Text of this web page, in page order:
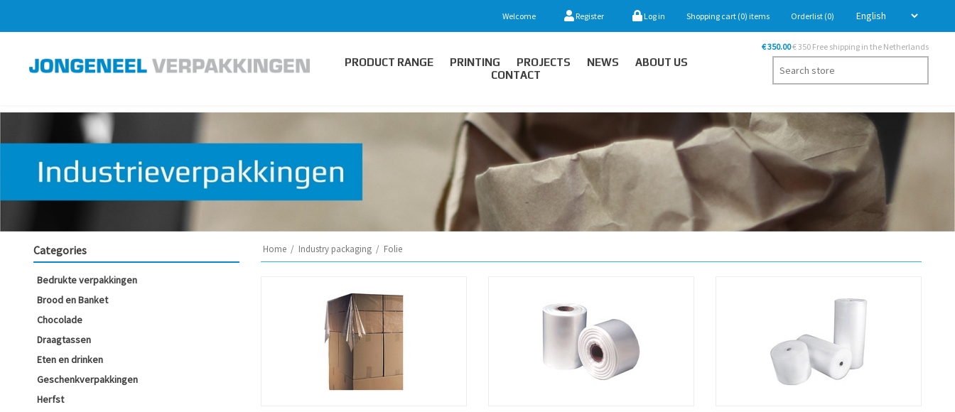
Welcome Register Log in Shopping cart (0) items Orderlist (0)
PRODUCT RANGE PRINTING PROJECTS NEWS
ABOUT US
CONTACT
€ 350.00€ 350 Free shipping in the Netherlands
Categories
Bedrukte verpakkingen
Brood en Banket
Chocolade
Draagtassen
Eten en drinken
Geschenkverpakkingen
Herfst
Home / Industry packaging / Folie